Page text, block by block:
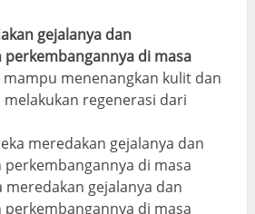
gejalanya dan
di masa
mampu menenangkan kulit dan
regenerasi dari
meredakan gejalanya dan
di masa
meredakan gejalanya dan
di masa